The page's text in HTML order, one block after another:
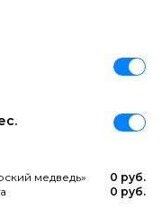
медведь»
0 руб.
0 руб.